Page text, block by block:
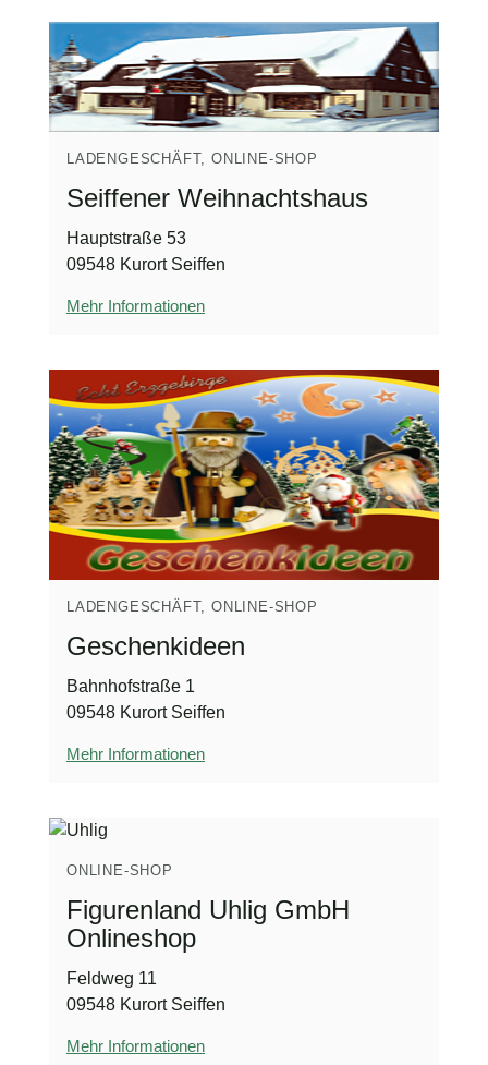
LADENGESCHÄFT, ONLINE-SHOP
Seiffener Weihnachtshaus
Hauptstraße 53
09548 Kurort Seiffen
Mehr Informationen
LADENGESCHÄFT, ONLINE-SHOP
Geschenkideen
Bahnhofstraße 1
09548 Kurort Seiffen
Mehr Informationen
ONLINE-SHOP
Figurenland Uhlig GmbH
Onlineshop
Feldweg 11
09548 Kurort Seiffen
Mehr Informationen